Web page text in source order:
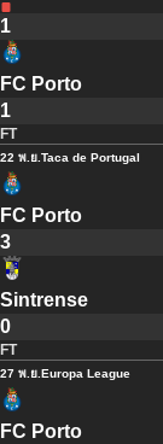
1
FC Porto
1
FT
22 พ.ย.Taca de Portugal
FC Porto
3
Sintrense
0
FT
27 พ.ย. Europa League
FC Porto